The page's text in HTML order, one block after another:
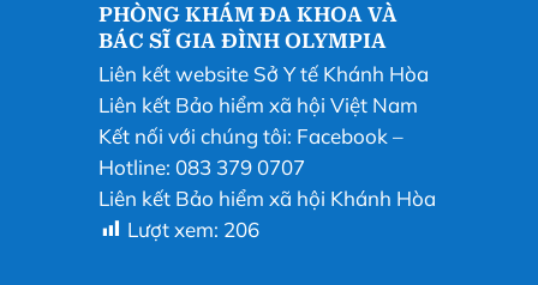
PHÒNG KHÁM ĐA KHOA VÀ
BÁC SĨ GIA ĐÌNH OLYMPIA
Liên kết website Sở Y tế Khánh Hòa
Liên kết Bảo hiểm xã hội Việt Nam
Kết nối với chúng tôi: Facebook –
Hotline: 083 379 0707
Liên kết Bảo hiểm xã hội Khánh Hòa
Lượt xem: 206